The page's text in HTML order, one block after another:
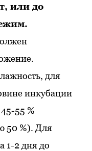
или до
для
инкубации
55 %
50 %). Для
1-2 дня до